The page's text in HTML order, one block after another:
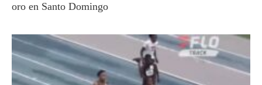
oro en Santo Domingo